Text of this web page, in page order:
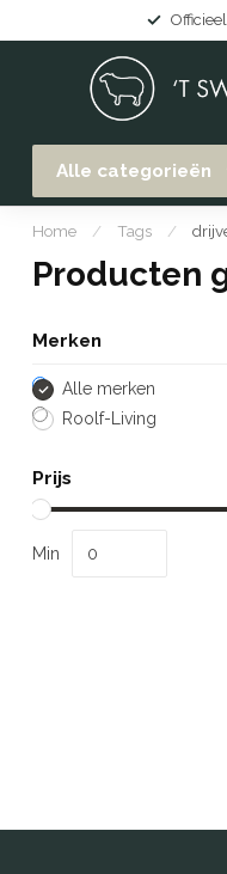
Officieel
Alle categorieën
Home / Tags /
Producten
Merken
Alle merken
Roolf-Living
Prijs
Min